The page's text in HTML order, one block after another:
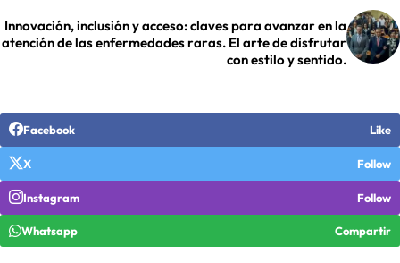
Innovación, inclusión y acceso: claves para avanzar en la
atención de las enfermedades raras. El arte de disfrutar
con estilo y sentido.
Facebook Like
X Follow
Instagram Follow
Whatsapp Compartir